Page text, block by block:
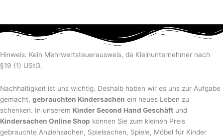
Hinweis: Kein Mehrwertsteuerausweis, da Kleinunternehmer nach
§19 (1) UStG.
Nachhaltigkeit ist uns wichtig. Deshalb haben wir es uns zur Aufgabe
gemacht, gebrauchten Kindersachen ein neues Leben zu
schenken. In unserem Kinder Second Hand Geschäft und
Kindersachen Online Shop können Sie zum kleinen Preis
gebrauchte Anziehsachen, Spiel­sachen, Spiele, Möbel für Kinder